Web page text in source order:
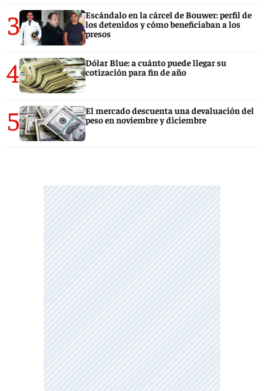
3
Escándalo en la cárcel de Bouwer: perfil de
los detenidos y cómo beneficiaban a los
presos
4
Dólar Blue: a cuánto puede llegar su
cotización para fin de año
5
El mercado descuenta una devaluación del
peso en noviembre y diciembre